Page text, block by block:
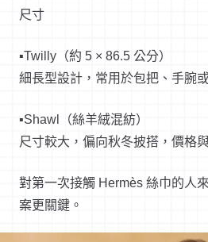
尺寸
▪️Twilly（約 5 × 86.5 公分）
細長型設計，常用於包把、手腕
▪️Shawl（絲羊絨混紡）
尺寸較大，偏向秋冬披搭，價格
對第一次接觸 Hermès 絲巾的人
案更關鍵。